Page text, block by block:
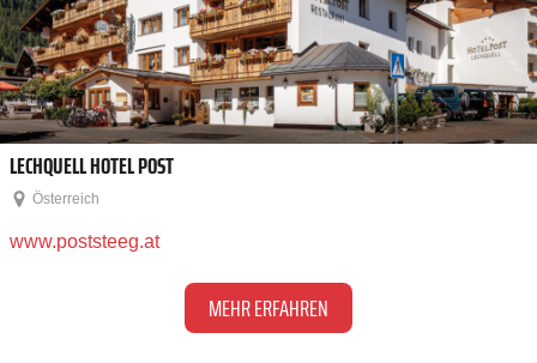
LECHQUELL HOTEL POST
Österreich
www.poststeeg.at
MEHR ERFAHREN